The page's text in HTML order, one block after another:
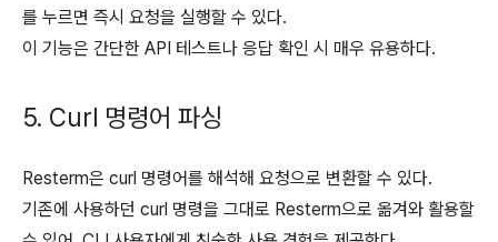
를 누르면 즉시 요청을 실행할 수 있다.
이 기능은 간단한 API 테스트나 응답 확인 시 매우 유용하다.
5. Curl 명령어 파싱
Resterm은 curl 명령어를 해석해 요청으로 변환할 수 있다.
기존에 사용하던 curl 명령을 그대로 Resterm으로 옮겨와 활용할